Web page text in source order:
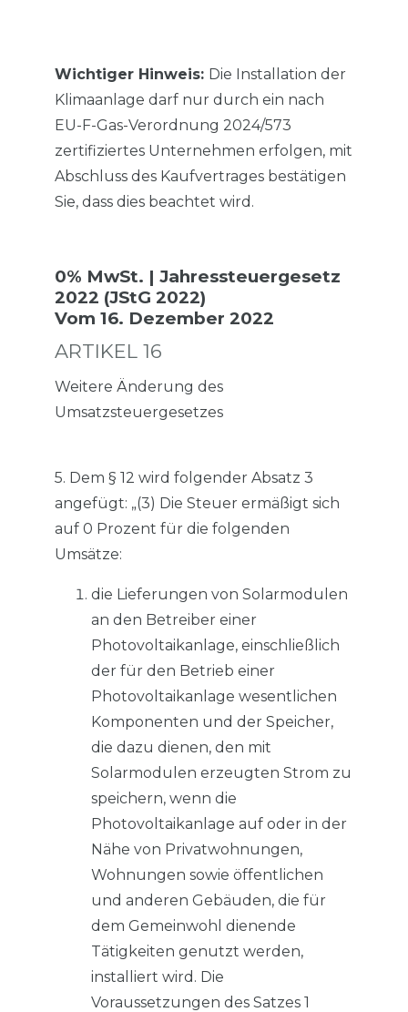
Wichtiger Hinweis: Die Installation der
Klimaanlage darf nur durch ein nach
EU-F-Gas-Verordnung 2024/573
zertifiziertes Unternehmen erfolgen, mit
Abschluss des Kaufvertrages bestätigen
Sie, dass dies beachtet wird.
0% MwSt. | Jahressteuergesetz
2022 (JStG 2022)
Vom 16. Dezember 2022
ARTIKEL 16
Weitere Änderung des
Umsatzsteuergesetzes
5. Dem § 12 wird folgender Absatz 3
angefügt: „(3) Die Steuer ermäßigt sich
auf 0 Prozent für die folgenden
Umsätze:
die Lieferungen von Solarmodulen
an den Betreiber einer
Photovoltaikanlage, einschließlich
der für den Betrieb einer
Photovoltaikanlage wesentlichen
Komponenten und der Speicher,
die dazu dienen, den mit
Solarmodulen erzeugten Strom zu
speichern, wenn die
Photovoltaikanlage auf oder in der
Nähe von Privatwohnungen,
Wohnungen sowie öffentlichen
und anderen Gebäuden, die für
dem Gemeinwohl dienende
Tätigkeiten genutzt werden,
installiert wird. Die
Voraussetzungen des Satzes 1